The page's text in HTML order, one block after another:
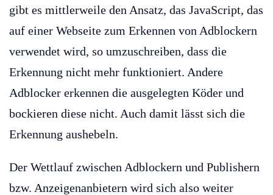
gibt es mittlerweile den Ansatz, das JavaScript, das
auf einer Webseite zum Erkennen von Adblockern
verwendet wird, so umzuschreiben, dass die
Erkennung nicht mehr funktioniert. Andere
Adblocker erkennen die ausgelegten Köder und
bockieren diese nicht. Auch damit lässt sich die
Erkennung aushebeln.
Der Wettlauf zwischen Adblockern und Publishern
bzw. Anzeigenanbietern wird sich also weiter